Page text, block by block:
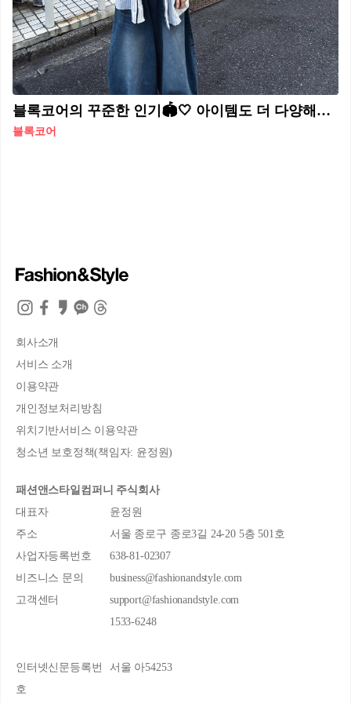
블록코어의 꾸준한 인기🏟️🤍 아이템도 더 다양해진 블록코어🏀셀럽들의 코디법 @참고해🙌🏻 1. 닝닝, 나띠 - 야구 유니폼 + 버뮤다 데님 2. 쥴리, 미연 - 크롭 탑 + 농구 반바지 3. 예인, 미미 - 축구 유니폼 + 화이트 스커트 4. 여연희, 심소영 - 셔츠 + 탱크탑 + 아디다스 쇼츠
블록코어
회사소개
서비스 소개
이용약관
개인정보처리방침
위치기반서비스 이용약관
청소년 보호정책(책임자: 윤정원)
패션앤스타일컴퍼니 주식회사
대표자
윤정원
주소
서울 종로구 종로3길 24-20 5층 501호
사업자등록번호
638-81-02307
비즈니스 문의
business@fashionandstyle.com
고객센터
support@fashionandstyle.com
1533-6248
인터넷신문등록번
호
서울 아54253